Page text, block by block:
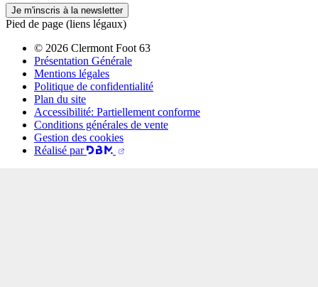
Je m'inscris à la newsletter
Pied de page (liens légaux)
© 2026 Clermont Foot 63
Présentation Générale
Mentions légales
Politique de confidentialité
Plan du site
Accessibilité: Partiellement conforme
Conditions générales de vente
Gestion des cookies
Réalisé par